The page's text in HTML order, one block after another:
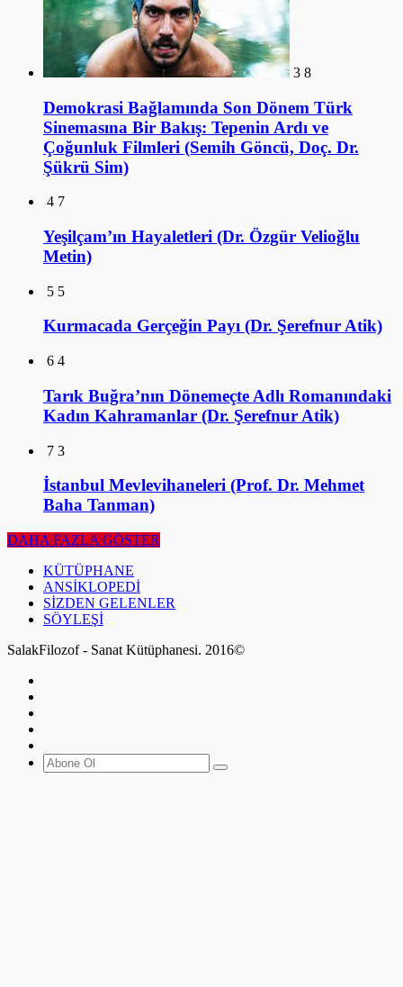
3 8
Demokrasi Bağlamında Son Dönem Türk
Sinemasına Bir Bakış: Tepenin Ardı ve
Çoğunluk Filmleri (Semih Göncü, Doç. Dr.
Şükrü Sim)
4 7
Yeşilçam’ın Hayaletleri (Dr. Özgür Velioğlu
Metin)
5 5
Kurmacada Gerçeğin Payı (Dr. Şerefnur Atik)
6 4
Tarık Buğra’nın Dönemeçte Adlı Romanındaki
Kadın Kahramanlar (Dr. Şerefnur Atik)
7 3
İstanbul Mevlevihaneleri (Prof. Dr. Mehmet
Baha Tanman)
DAHA FAZLA GÖSTER
KÜTÜPHANE
ANSİKLOPEDİ
SİZDEN GELENLER
SÖYLEŞİ
SalakFilozof - Sanat Kütüphanesi. 2016©